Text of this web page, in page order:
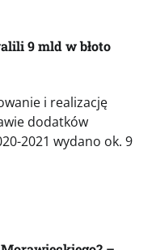
9 mld w błoto
i realizację
dodatków
2021 wydano ok. 9